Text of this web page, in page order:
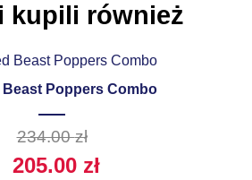
kupili również
Beast Poppers Combo
234.00zł
205.00 zł